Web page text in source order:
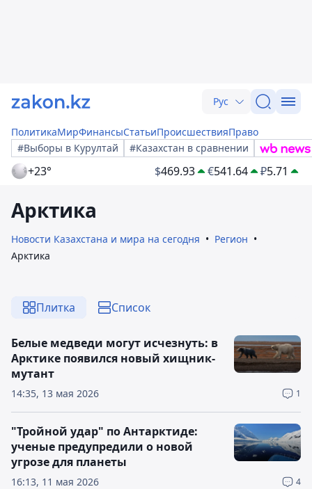
Рус
ПолитикаМирФинансыСтатьиПроисшествияПраво
#Выборы в Курултай
#Казахстан в сравнении
+23° $469.93 €541.64 ₽5.71
Арктика
Новости Казахстана и мира на сегодня
Регион
Арктика
Плитка Список
14:35, 13 мая 2026 1
Белые медведи могут исчезнуть: в
Арктике появился новый хищник-
мутант
16:13, 11 мая 2026 4
"Тройной удар" по Антарктиде:
ученые предупредили о новой
угрозе для планеты